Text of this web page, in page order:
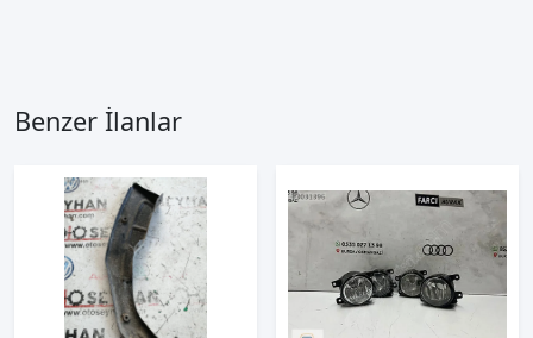
Benzer İlanlar